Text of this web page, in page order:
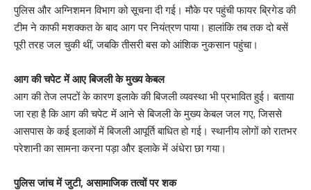
पुलिस और अग्निशमन विभाग को सूचना दी गई। मौके पर पहुंची फायर ब्रिगेड की
टीम ने काफी मशक्कत के बाद आग पर नियंत्रण पाया। हालांकि तब तक दो बसें
पूरी तरह जल चुकी थीं, जबकि तीसरी बस को आंशिक नुकसान पहुंचा।
आग की चपेट में आए बिजली के मुख्य केबल
आग की तेज लपटों के कारण इलाके की बिजली व्यवस्था भी प्रभावित हुई। बताया
जा रहा है कि आग की चपेट में आने से बिजली के मुख्य केबल जल गए, जिससे
आसपास के कई इलाकों में बिजली आपूर्ति बाधित हो गई। स्थानीय लोगों को रातभर
परेशानी का सामना करना पड़ा और इलाके में अंधेरा छा गया।
पुलिस जांच में जुटी, असामाजिक तत्वों पर शक